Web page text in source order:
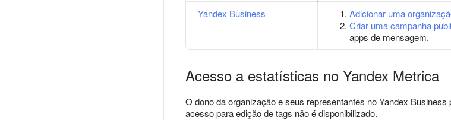
Yandex Business
Adicionar uma
Criar uma campanha
apps de mensagem.
Acesso a estatísticas no Yandex Metrica
O dono da organização e seus representantes no Yandex
acesso para edição de tags não é disponibilizado.